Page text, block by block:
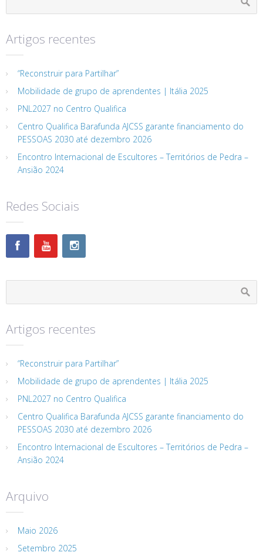
Artigos recentes
“Reconstruir para Partilhar”
Mobilidade de grupo de aprendentes | Itália 2025
PNL2027 no Centro Qualifica
Centro Qualifica Barafunda AJCSS garante financiamento do
PESSOAS 2030 até dezembro 2026
Encontro Internacional de Escultores – Territórios de Pedra –
Ansião 2024
Redes Sociais
Artigos recentes
“Reconstruir para Partilhar”
Mobilidade de grupo de aprendentes | Itália 2025
PNL2027 no Centro Qualifica
Centro Qualifica Barafunda AJCSS garante financiamento do
PESSOAS 2030 até dezembro 2026
Encontro Internacional de Escultores – Territórios de Pedra –
Ansião 2024
Arquivo
Maio 2026
Setembro 2025